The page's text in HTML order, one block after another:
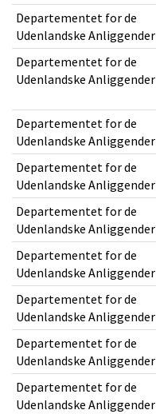
Departementet for de
Udenlandske Anliggender
Departementet for de
Udenlandske Anliggender
Departementet for de
Udenlandske Anliggender
Departementet for de
Udenlandske Anliggender
Departementet for de
Udenlandske Anliggender
Departementet for de
Udenlandske Anliggender
Departementet for de
Udenlandske Anliggender
Departementet for de
Udenlandske Anliggender
Departementet for de
Udenlandske Anliggender